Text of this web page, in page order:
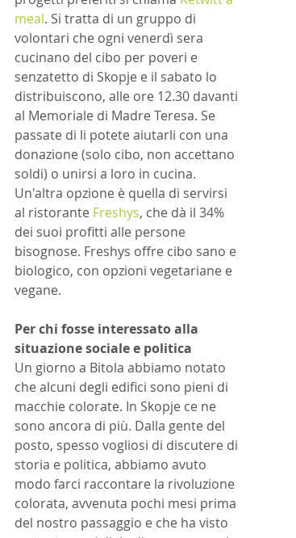
meal. Si tratta di un gruppo di
volontari che ogni venerdì sera
cucinano del cibo per poveri e
senzatetto di Skopje e il sabato lo
distribuiscono, alle ore 12.30 davanti
al Memoriale di Madre Teresa. Se
passate di li potete aiutarli con una
donazione (solo cibo, non accettano
soldi) o unirsi a loro in cucina.
Un'altra opzione è quella di servirsi
al ristorante Freshys, che dà il 34%
dei suoi profitti alle persone
bisognose. Freshys offre cibo sano e
biologico, con opzioni vegetariane e
vegane.
Per chi fosse interessato alla
situazione sociale e politica
Un giorno a Bitola abbiamo notato
che alcuni degli edifici sono pieni di
macchie colorate. In Skopje ce ne
sono ancora di più. Dalla gente del
posto, spesso vogliosi di discutere di
storia e politica, abbiamo avuto
modo farci raccontare la rivoluzione
colorata, avvenuta pochi mesi prima
del nostro passaggio e che ha visto